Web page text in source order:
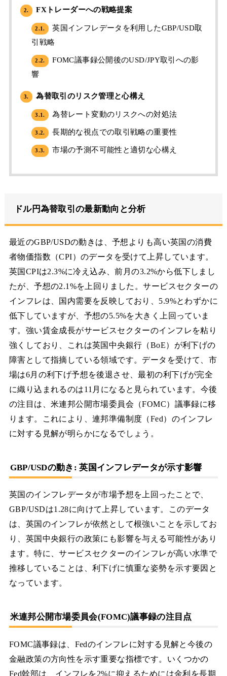
2. FXトレーダーへの戦略提案
2.1.
英国インフレデータを利用したGBP/USD取
引戦略
2.2.
FOMC議事録公開後のUSD/JPY取引への影
響
3. 為替取引のリスク管理と心構え
3.1. 為替レート変動のリスクへの対処法
3.2. 長期的な視点での取引戦略の重要性
3.3. 市場の予測不可能性と適切な心構え
ドル円為替取引の最新動向と分析
最近のGBP/USDの動きは、予想よりも高い英国の消費
者物価指数（CPI）のデータを受けて上昇しています。
英国CPIは2.3%に冷え込み、前月の3.2%から低下しまし
たが、予想の2.1%を上回りました。サービスセクターの
インフレは、国内需要を反映しており、5.9%とわずかに
低下していますが、予想の5.5%を大きく上回っていま
す。強い賃金成長がサービスセクターのインフレを粘り
強くしており、これは英国中央銀行（BoE）が利下げの
障害として指摘している領域です。データを受けて、市
場は6月の利下げ予想を後退させ、最初の利下げが完全
に織り込まれるのは11月になると見られています。今後
の注目は、米連邦公開市場委員会（FOMC）議事録に移
ります。これにより、連邦準備制度（Fed）のインフレ
に対する見解が明らかになるでしょう。
GBP/USDの動き: 英国インフレデータが示す影響
英国のインフレデータが市場予想を上回ったことで、
GBP/USDは1.28に向けて上昇しています。このデータ
は、英国のインフレが依然として根強いことを示してお
り、英国中央銀行の政策にも影響を与える可能性があり
ます。特に、サービスセクターのインフレが高い水準で
推移していることは、利下げに慎重な姿勢を示す要因と
なっています。
米連邦公開市場委員会(FOMC)議事録の注目点
FOMC議事録は、Fedのインフレに対する見解と今後の
金融政策の方向性を示す重要な指標です。いくつかの
Fed幹部は、インフレを2%に抑えるためには金利を長期